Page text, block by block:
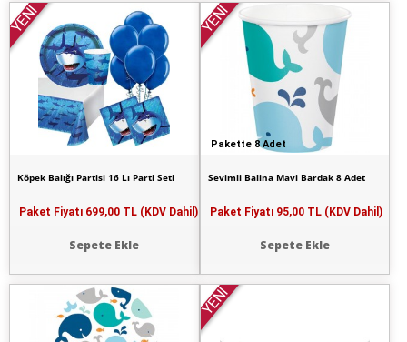
YENİ
Köpek Balığı Partisi 16 Lı Parti Seti
Paket Fiyatı 699,00 TL (KDV Dahil)
Sepete Ekle
Pakette 8 Adet
YENİ
Sevimli Balina Mavi Bardak 8 Adet
Paket Fiyatı 95,00 TL (KDV Dahil)
Sepete Ekle
YENİ